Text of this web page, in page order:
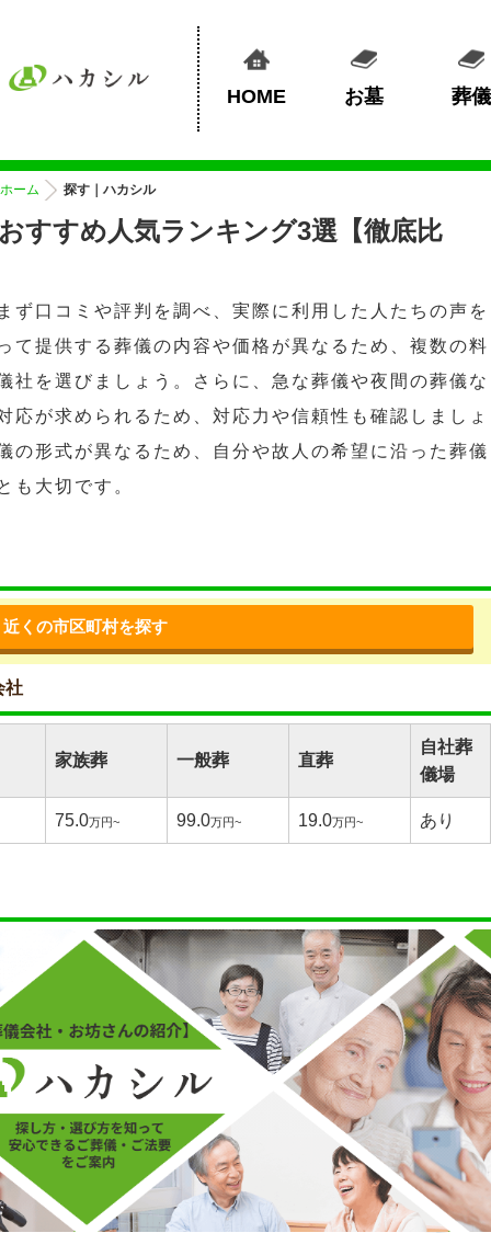
HOME お墓 葬儀
ホーム 探す｜ハカシル
すすめ人気ランキング3選【徹底比
ず口コミや評判を調べ、実際に利用した人たちの声を
て提供する葬儀の内容や価格が異なるため、複数の料
社を選びましょう。さらに、急な葬儀や夜間の葬儀な
応が求められるため、対応力や信頼性も確認しましょ
の形式が異なるため、自分や故人の希望に沿った葬儀
も大切です。
近くの市区町村を探す
社
家族葬 一般葬 直葬
自社葬
儀場
75.0万円~ 99.0万円~ 19.0万円~ あり